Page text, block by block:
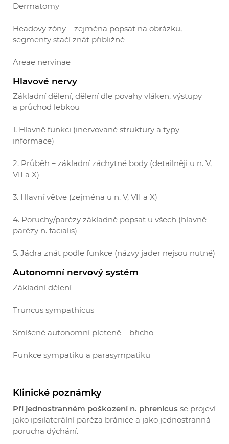
Dermatomy
Headovy zóny – zejména popsat na obrázku,
segmenty stačí znát přibližně
Areae nervinae
Hlavové nervy
Základní dělení, dělení dle povahy vláken, výstupy
a průchod lebkou
1. Hlavně funkci (inervované struktury a typy
informace)
2. Průběh – základní záchytné body (detailněji u n. V,
VII a X)
3. Hlavní větve (zejména u n. V, VII a X)
4. Poruchy/parézy základně popsat u všech (hlavně
parézy n. facialis)
5. Jádra znát podle funkce (názvy jader nejsou nutné)
Autonomní nervový systém
Základní dělení
Truncus sympathicus
Smíšené autonomní pleteně – břicho
Funkce sympatiku a parasympatiku
Klinické poznámky
Při jednostranném poškození n. phrenicus se projeví
jako ipsilaterální paréza bránice a jako jednostranná
porucha dýchání.